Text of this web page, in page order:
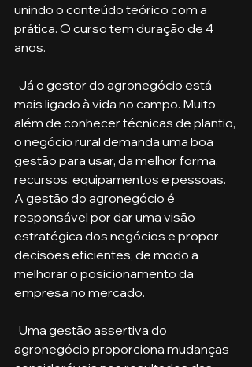
unindo o conteúdo teórico com a
prática. O curso tem duração de 4
anos.
mais ligado à vida no campo. Muito
além de conhecer técnicas de plantio,
o negócio rural demanda uma boa
gestão para usar, da melhor forma,
recursos, equipamentos e pessoas.
A gestão do agronegócio é
responsável por dar uma visão
estratégica dos negócios e propor
decisões eficientes, de modo a
melhorar o posicionamento da
empresa no mercado.
agronegócio proporciona mudanças